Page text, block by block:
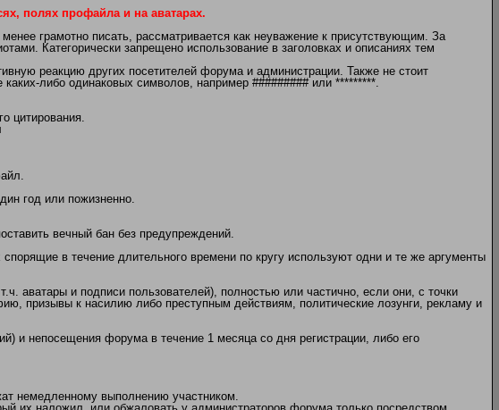
полях профайла и на аватарах.
грамотно писать, рассматривается как неуважение к присутствующим. За
Категорически запрещено использование в заголовках и описаниях тем
реакцию других посетителей форума и администрации. Также не стоит
либо одинаковых символов, например ######### или *********.
цитирования.
год или пожизненно.
вечный бан без предупреждений.
в течение длительного времени по кругу используют одни и те же аргументы
аватары и подписи пользователей), полностью или частично, если они, с точки
призывы к насилию либо преступным действиям, политические лозунги, рекламу и
и непосещения форума в течение 1 месяца со дня регистрации, либо его
немедленному выполнению участником.